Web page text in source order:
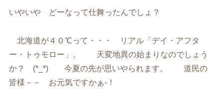
いやいや どーなって仕舞ったんでしょ？
北海道が４０℃って・・・ リアル「デイ・アフタ
ー・トゥモロー」。 天変地異の始まりなのでしょう
か？ (*_*) 今夏の先が思いやられます。 道民の
皆様－－ お元気ですかぁ-！